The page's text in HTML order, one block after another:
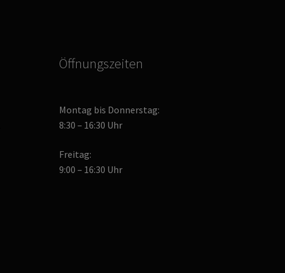
Öffnungszeiten
Montag bis Donnerstag:
8:30 – 16:30 Uhr
Freitag:
9:00 – 16:30 Uhr